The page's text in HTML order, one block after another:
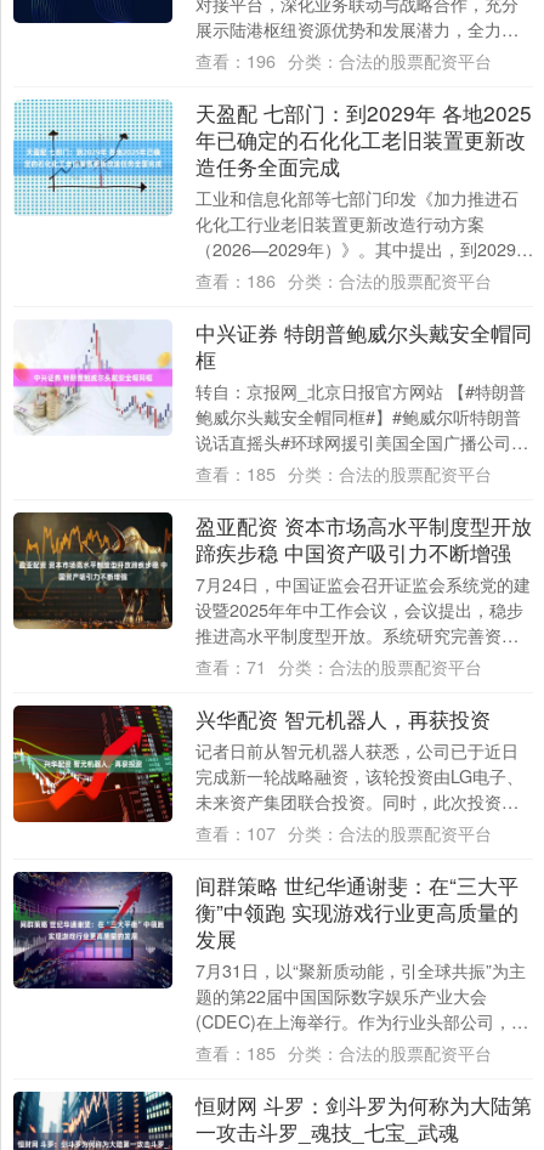
展示陆港枢纽资源优势和发展潜力，全力助
推我省A级物流企业提质扩容、跨越发展，4
查看： 196 分类： 合法的股票配资平台
天盈配 七部门：到2029年 各地2025
年已确定的石化化工老旧装置更新改
造任务全面完成
工业和信息化部等七部门印发《加力推进石
化化工行业老旧装置更新改造行动方案
（2026—2029年）》。其中提出，到2029
年，各地2025年已确定的石化化工老旧装....
查看： 186 分类： 合法的股票配资平台
中兴证券 特朗普鲍威尔头戴安全帽同
框
转自：京报网_北京日报官方网站 【#特朗普
鲍威尔头戴安全帽同框#】#鲍威尔听特朗普
说话直摇头#环球网援引美国全国广播公司
（NBC）报道，美国总统特朗普当地时间7....
查看： 185 分类： 合法的股票配资平台
盈亚配资 资本市场高水平制度型开放
蹄疾步稳 中国资产吸引力不断增强
7月24日，中国证监会召开证监会系统党的建
设暨2025年年中工作会议，会议提出，稳步
推进高水平制度型开放。系统研究完善资本
市场对外开放总体布局、实施路径，稳妥
查看： 71 分类： 合法的股票配资平台
兴华配资 智元机器人，再获投资
记者日前从智元机器人获悉，公司已于近日
完成新一轮战略融资，该轮投资由LG电子、
未来资产集团联合投资。同时，此次投资为
LG电子在具身智能领域的首次投资布局。
查看： 107 分类： 合法的股票配资平台
间群策略 世纪华通谢斐：在“三大平
衡”中领跑 实现游戏行业更高质量的
发展
7月31日，以“聚新质动能，引全球共振”为主
题的第22届中国国际数字娱乐产业大会
(CDEC)在上海举行。作为行业头部公司，世
纪华通总裁谢斐受邀参会并发表了题为《....
查看： 185 分类： 合法的股票配资平台
恒财网 斗罗：剑斗罗为何称为大陆第
一攻击斗罗_魂技_七宝_武魂